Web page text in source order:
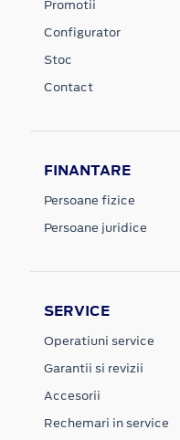
Promotii
Configurator
Stoc
Contact
FINANTARE
Persoane fizice
Persoane juridice
SERVICE
Operatiuni service
Garantii si revizii
Accesorii
Rechemari in service